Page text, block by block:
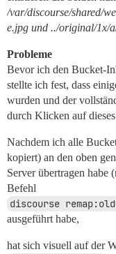
/var/discourse/shared/
e.jpg und ../original/1x/
Probleme
Bevor ich den Bucket-
stellte ich fest, dass
wurden und der
durch Klicken auf
Nachdem ich alle
kopiert) an den oben
Server übertragen habe
Befehl
discourse
ausgeführt habe,
hat sich visuell auf der